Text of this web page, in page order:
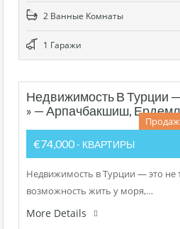
2 Bанные Kомнаты
1 Гаражи
Недвижимость В Турции
» — Арпачбакшиш,
€74,000 - КВАРТИРЫ
Недвижимость в Турции — это не
возможность жить у моря,…
More Details